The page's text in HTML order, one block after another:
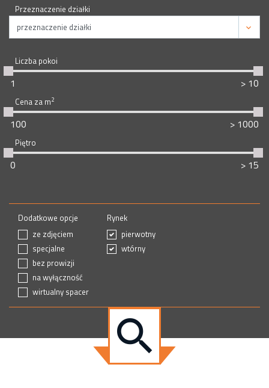
Przeznaczenie działki
Liczba pokoi
Cena za m2
Piętro
Dodatkowe opcje
ze zdjęciem
specjalne
bez prowizji
na wyłączność
wirtualny spacer
Rynek
pierwotny
wtórny